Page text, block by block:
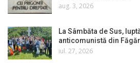
aug. 3, 2026
La Sâmbăta de Sus,
anticomunistă din
iul. 27, 2026